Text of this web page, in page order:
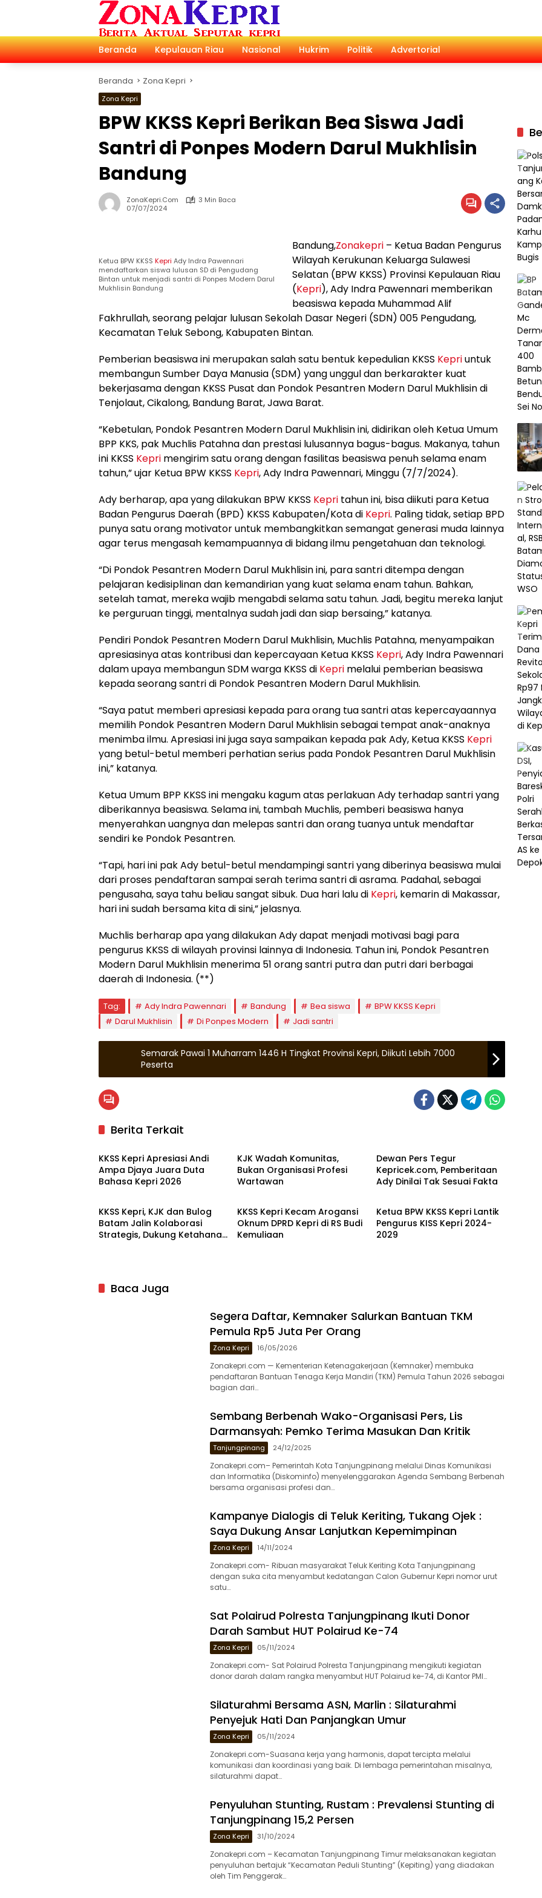
Beranda
Kepulauan Riau Nasional Hukrim Politik Advertorial
Beranda Zona Kepri
Zona Kepri
BPW KKSS Kepri Berikan Bea Siswa Jadi
Santri di Ponpes Modern Darul Mukhlisin
Bandung
ZonaKepri.com
3 Min Baca
07/07/2024
Ketua BPW KKSS Kepri Ady Indra Pawennari
mendaftarkan siswa lulusan SD di Pengudang
Bintan untuk menjadi santri di Ponpes Modern Darul
Mukhlisin Bandung
Bandung,Zonakepri – Ketua Badan Pengurus
Wilayah Kerukunan Keluarga Sulawesi
Selatan (BPW KKSS) Provinsi Kepulauan Riau
(Kepri), Ady Indra Pawennari memberikan
beasiswa kepada Muhammad Alif
Fakhrullah, seorang pelajar lulusan Sekolah Dasar Negeri (SDN) 005 Pengudang,
Kecamatan Teluk Sebong, Kabupaten Bintan.
Pemberian beasiswa ini merupakan salah satu bentuk kepedulian KKSS Kepriuntuk
membangun Sumber Daya Manusia (SDM) yang unggul dan berkarakter kuat
bekerjasama dengan KKSS Pusat dan Pondok Pesantren Modern Darul Mukhlisin di
Tenjolaut, Cikalong, Bandung Barat, Jawa Barat.
“Kebetulan, Pondok Pesantren Modern Darul Mukhlisin ini, didirikan oleh Ketua Umum
BPP KKS, pak Muchlis Patahna dan prestasi lulusannya bagus-bagus. Makanya, tahun
ini KKSS Kepri mengirim satu orang dengan fasilitas beasiswa penuh selama enam
tahun,” ujar Ketua BPW KKSS Kepri, Ady Indra Pawennari, Minggu (7/7/2024).
Ady berharap, apa yang dilakukan BPW KKSS Kepri tahun ini, bisa diikuti para Ketua
Badan Pengurus Daerah (BPD) KKSS Kabupaten/Kota di Kepri. Paling tidak, setiap BPD
punya satu orang motivator untuk membangkitkan semangat generasi muda lainnya
agar terus mengasah kemampuannya di bidang ilmu pengetahuan dan teknologi.
“Di Pondok Pesantren Modern Darul Mukhlisin ini, para santri ditempa dengan
pelajaran kedisiplinan dan kemandirian yang kuat selama enam tahun. Bahkan,
setelah tamat, mereka wajib mengabdi selama satu tahun. Jadi, begitu mereka lanjut
ke perguruan tinggi, mentalnya sudah jadi dan siap bersaing,” katanya.
Pendiri Pondok Pesantren Modern Darul Mukhlisin, Muchlis Patahna, menyampaikan
apresiasinya atas kontribusi dan kepercayaan Ketua KKSS Kepri, Ady Indra Pawennari
dalam upaya membangun SDM warga KKSS di Kepri melalui pemberian beasiswa
kepada seorang santri di Pondok Pesantren Modern Darul Mukhlisin.
“Saya patut memberi apresiasi kepada para orang tua santri atas kepercayaannya
memilih Pondok Pesantren Modern Darul Mukhlisin sebagai tempat anak-anaknya
menimba ilmu. Apresiasi ini juga saya sampaikan kepada pak Ady, Ketua KKSS Kepri
yang betul-betul memberi perhatian serius pada Pondok Pesantren Darul Mukhlisin
ini,” katanya.
Ketua Umum BPP KKSS ini mengaku kagum atas perlakuan Ady terhadap santri yang
diberikannya beasiswa. Selama ini, tambah Muchlis, pemberi beasiswa hanya
menyerahkan uangnya dan melepas santri dan orang tuanya untuk mendaftar
sendiri ke Pondok Pesantren.
“Tapi, hari ini pak Ady betul-betul mendampingi santri yang diberinya beasiswa mulai
dari proses pendaftaran sampai serah terima santri di asrama. Padahal, sebagai
pengusaha, saya tahu beliau sangat sibuk. Dua hari lalu di Kepri, kemarin di Makassar,
hari ini sudah bersama kita di sini,” jelasnya.
Muchlis berharap apa yang dilakukan Ady dapat menjadi motivasi bagi para
pengurus KKSS di wilayah provinsi lainnya di Indonesia. Tahun ini, Pondok Pesantren
Modern Darul Mukhlisin menerima 51 orang santri putra dan putri dari berbagai
daerah di Indonesia. (**)
Tag: Ady Indra Pawennari Bandung Bea siswa
BPW KKSS Kepri
Darul Mukhlisin
Di Ponpes Modern Jadi santri
Semarak Pawai 1 Muharram 1446 H Tingkat Provinsi Kepri, Diikuti Lebih 7000
Peserta
Berita Terkait
Kepulauan Riau
KKSS Kepri Apresiasi Andi
Ampa Djaya Juara Duta
Bahasa Kepri 2026
KJK Wadah Komunitas,
Bukan Organisasi Profesi
Wartawan
Dewan Pers Tegur
Kepricek.com, Pemberitaan
Ady Dinilai Tak Sesuai Fakta
Kepulauan Riau
KKSS Kepri, KJK dan Bulog
Batam Jalin Kolaborasi
Strategis, Dukung Ketahanan
Batam
KKSS Kepri Kecam Arogansi
Oknum DPRD Kepri di RS Budi
Kemuliaan
Kepulauan Riau
Ketua BPW KKSS Kepri Lantik
Pengurus KISS Kepri 2024-
2029
Baca Juga
Segera Daftar, Kemnaker Salurkan Bantuan TKM
Pemula Rp5 Juta Per Orang
Zona Kepri 16/05/2026
Zonakepri.com — Kementerian Ketenagakerjaan (Kemnaker) membuka
pendaftaran Bantuan Tenaga Kerja Mandiri (TKM) Pemula Tahun 2026 sebagai
bagian dari…
Sembang Berbenah Wako-Organisasi Pers, Lis
Darmansyah: Pemko Terima Masukan Dan Kritik
Tanjungpinang 24/12/2025
Zonakepri.com– Pemerintah Kota Tanjungpinang melalui Dinas Komunikasi
dan Informatika (Diskominfo) menyelenggarakan Agenda Sembang Berbenah
bersama organisasi profesi dan…
Kampanye Dialogis di Teluk Keriting, Tukang Ojek :
Saya Dukung Ansar Lanjutkan Kepemimpinan
Zona Kepri 14/11/2024
Zonakepri.com- Ribuan masyarakat Teluk Keriting Kota Tanjungpinang
dengan suka cita menyambut kedatangan Calon Gubernur Kepri nomor urut
satu…
Sat Polairud Polresta Tanjungpinang Ikuti Donor
Darah Sambut HUT Polairud Ke-74
Zona Kepri 05/11/2024
Zonakepri.com- Sat Polairud Polresta Tanjungpinang mengikuti kegiatan
donor darah dalam rangka menyambut HUT Polairud ke-74, di Kantor PMI…
Silaturahmi Bersama ASN, Marlin : Silaturahmi
Penyejuk Hati Dan Panjangkan Umur
Zona Kepri 05/11/2024
Zonakepri.com-Suasana kerja yang harmonis, dapat tercipta melalui
komunikasi dan koordinasi yang baik. Di lembaga pemerintahan misalnya,
silaturahmi dapat…
Penyuluhan Stunting, Rustam : Prevalensi Stunting di
Tanjungpinang 15,2 Persen
Zona Kepri 31/10/2024
Zonakepri.com – Kecamatan Tanjungpinang Timur melaksanakan kegiatan
penyuluhan bertajuk “Kecamatan Peduli Stunting” (Kepiting) yang diadakan
oleh Tim Penggerak…